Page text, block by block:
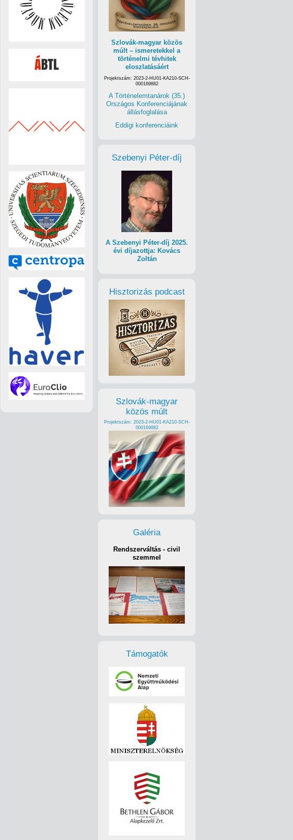
Szlovák-magyar közös
múlt – ismeretekkel a
történelmi tévhitek
eloszlatásáért
Projektszám: 2023-2-HU01-KA210-SCH-
000169882
A Történelemtanárok (35.)
Országos Konferenciájának
állásfoglalása
Eddigi konferenciáink
Szebenyi Péter-díj
A Szebenyi Péter-díj 2025.
évi díjazottja: Kovács
Zoltán
Hisztorizás podcast
Szlovák-magyar
közös múlt
Projektszám: 2023-2-HU01-KA210-SCH-
000169882
Galéria
Rendszerváltás - civil
szemmel
Támogatók